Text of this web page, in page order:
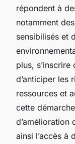
répondent à
notamment
sensibilisés et
plus,
d’anticiper les
ressources et
cette
d’amélioration
ainsi l’accès à